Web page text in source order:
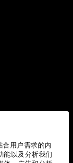
用户需求的内
能以及分析我们